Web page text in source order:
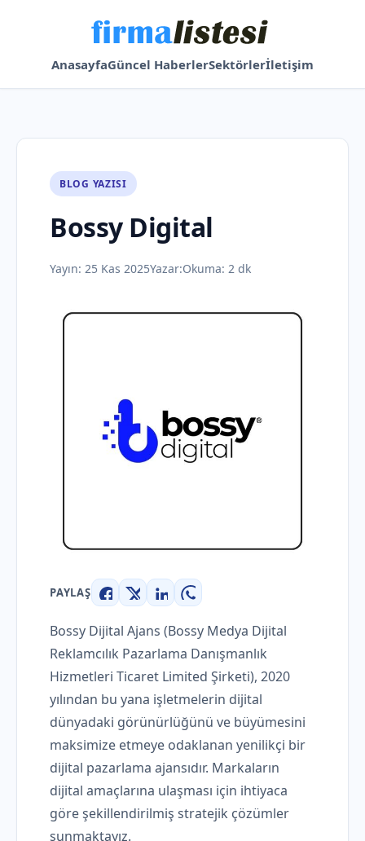
AnasayfaGüncel HaberlerSektörlerİletişim
BLOG YAZISI
Bossy Digital
Yayın: 25 Kas 2025Yazar:Okuma: 2 dk
PAYLAŞ
Facebook
X LinkedInWhatsApp
Bossy Dijital Ajans (Bossy Medya Dijital
Reklamcılık Pazarlama Danışmanlık
Hizmetleri Ticaret Limited Şirketi), 2020
yılından bu yana işletmelerin dijital
dünyadaki görünürlüğünü ve büyümesini
maksimize etmeye odaklanan yenilikçi bir
dijital pazarlama ajansıdır. Markaların
dijital amaçlarına ulaşması için ihtiyaca
göre şekillendirilmiş stratejik çözümler
sunmaktayız.